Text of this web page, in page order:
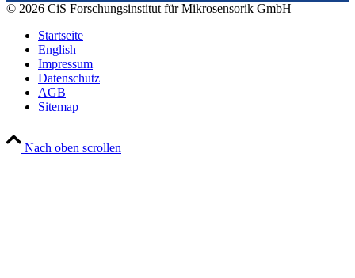
© 2026 CiS Forschungsinstitut für Mikrosensorik GmbH
Startseite
English
Impressum
Datenschutz
AGB
Sitemap
Nach oben scrollen